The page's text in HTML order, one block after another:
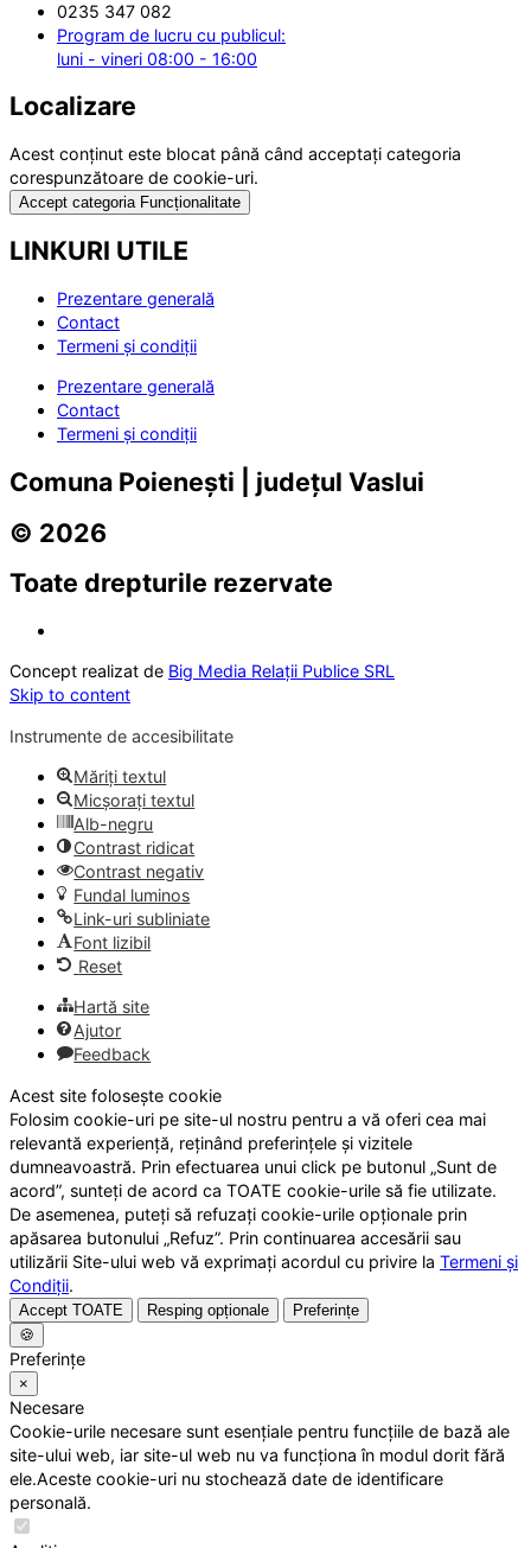
0235 347 082
Program de lucru cu publicul:
luni - vineri 08:00 - 16:00
Localizare
Acest conținut este blocat până când acceptați categoria
corespunzătoare de cookie-uri.
Accept categoria Funcționalitate
LINKURI UTILE
Prezentare generală
Contact
Termeni și condiții
Prezentare generală
Contact
Termeni și condiții
Comuna Poienești | județul Vaslui
© 2026
Toate drepturile rezervate
Concept realizat de Big Media Relații Publice SRL
Skip to content
Instrumente de accesibilitate
Măriți textul
Micșorați textul
Alb-negru
Contrast ridicat
Contrast negativ
Fundal luminos
Link-uri subliniate
Font lizibil
Reset
Hartă site
Ajutor
Feedback
Acest site folosește cookie
Folosim cookie-uri pe site-ul nostru pentru a vă oferi cea mai
relevantă experiență, reținând preferințele și vizitele
dumneavoastră. Prin efectuarea unui click pe butonul „Sunt de
acord”, sunteți de acord ca TOATE cookie-urile să fie utilizate.
De asemenea, puteți să refuzați cookie-urile opționale prin
apăsarea butonului „Refuz”. Prin continuarea accesării sau
utilizării Site-ului web vă exprimați acordul cu privire la Termeni și
Condiții.
Accept TOATE Resping opționale
Preferințe
🍪
Preferințe
×
Necesare
Cookie-urile necesare sunt esențiale pentru funcțiile de bază ale
site-ului web, iar site-ul web nu va funcționa în modul dorit fără
ele.Aceste cookie-uri nu stochează date de identificare
personală.